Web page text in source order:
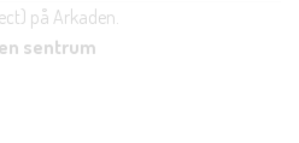
på Arkaden.
sentrum